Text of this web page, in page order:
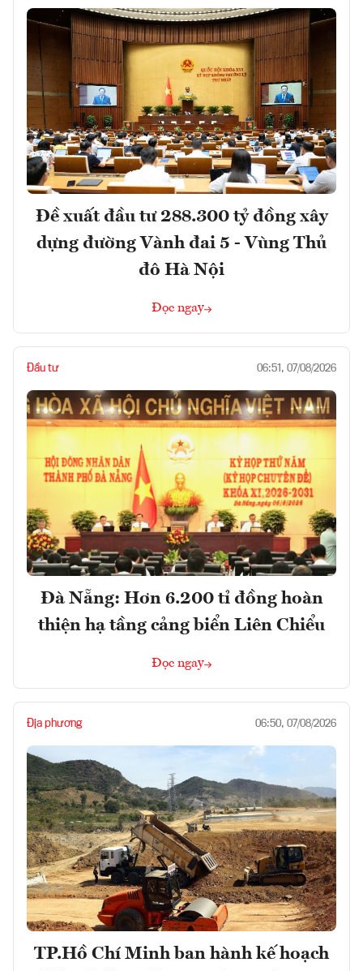
Đề xuất đầu tư 288.300 tỷ đồng xây
dựng đường Vành đai 5 - Vùng Thủ
đô Hà Nội
Đọc ngay
Đầu tư 06:51, 07/08/2026
Đà Nẵng: Hơn 6.200 tỉ đồng hoàn
thiện hạ tầng cảng biển Liên Chiểu
Đọc ngay
Địa phương 06:50, 07/08/2026
TP.Hồ Chí Minh ban hành kế hoạch